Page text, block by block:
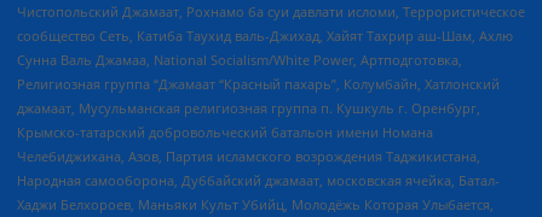
Чистопольский Джамаат, Рохнамо ба суи давлати исломи, Террористическое
сообщество Сеть, Катиба Таухид валь-Джихад, Хайят Тахрир аш-Шам, Ахлю
Сунна Валь Джамаа, National Socialism/White Power, Артподготовка,
Религиозная группа “Джамаат “Красный пахарь”, Колумбайн, Хатлонский
джамаат, Мусульманская религиозная группа п. Кушкуль г. Оренбург,
Крымско-татарский добровольческий батальон имени Номана
Челебиджихана, Азов, Партия исламского возрождения Таджикистана,
Народная самооборона, Дуббайский джамаат, московская ячейка, Батал-
Хаджи Белхороев, Маньяки Культ Убийц, Молодёжь Которая Улыбается,